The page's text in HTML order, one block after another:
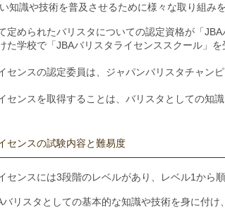
知識や技術を普及させるために様々な取り組み
定められたバリスタについての認定資格が「JBA
た学校で「JBAバリスタライセンススクール」
センスの認定委員は、ジャパンバリスタチャン
センスを取得することは、バリスタとしての知
センスの試験内容と難易度
センスには3段階のレベルがあり、レベル1から
バリスタとしての基本的な知識や技術を身に付